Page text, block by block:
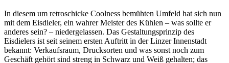
In diesem um retroschicke Coolness bemühten Umfeld hat sich nun
mit dem Eisdieler, ein wahrer Meister des Kühlen – was sollte er
anderes sein? – niedergelassen. Das Gestaltungsprinzip des
Eisdielers ist seit seinem ersten Auftritt in der Linzer Innenstadt
bekannt: Verkaufsraum, Drucksorten und was sonst noch zum
Geschäft gehört sind streng in Schwarz und Weiß gehalten; das